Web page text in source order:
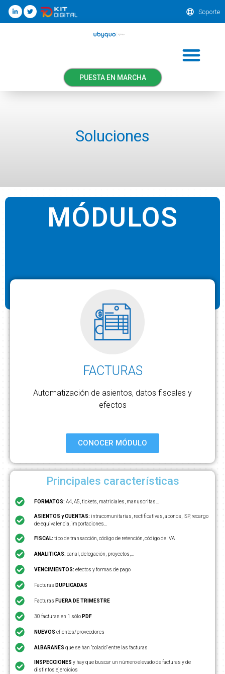
Soporte
PUESTA EN MARCHA
Soluciones
MÓDULOS
FACTURAS
Automatización de asientos, datos fiscales y
efectos
CONOCER MÓDULO
Principales características
FORMATOS: A4, A5, tickets, matriciales, manuscritas…
ASIENTOS y CUENTAS: intracomunitarias, rectificativas, abonos, ISP, recargo
de equivalencia, importaciones…
FISCAL: tipo de transacción, código de retención, código de IVA
ANALITICAS: canal, delegación, proyectos,…
VENCIMIENTOS: efectos y formas de pago
Facturas DUPLICADAS
Facturas FUERA DE TRIMESTRE
30 facturas en 1 sólo PDF
NUEVOS clientes/proveedores
ALBARANES que se han “colado” entre las facturas
INSPECCIONES y hay que buscar un número elevado de facturas y de
distintos ejercicios